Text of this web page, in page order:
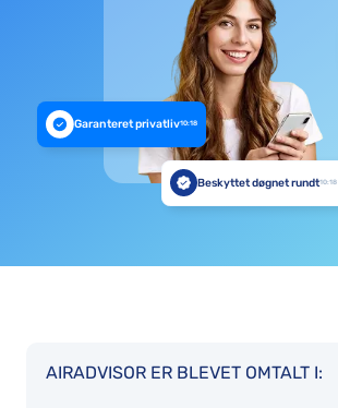
Garanteret privatliv10:18
Beskyttet døgnet rundt10:18
AIRADVISOR ER BLEVET OMTALT I: